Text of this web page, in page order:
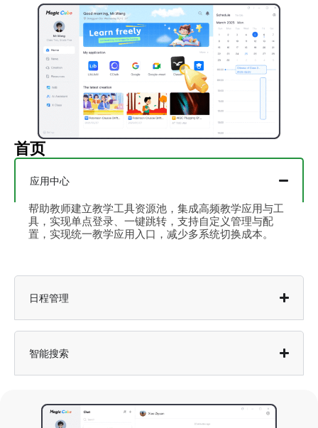
首页
应用中心
帮助教师建立教学工具资源池，集成高频教学应用与工
具，实现单点登录、一键跳转，支持自定义管理与配
置，实现统一教学应用入口，减少多系统切换成本。
日程管理
智能搜索